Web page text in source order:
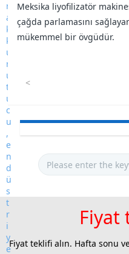
Meksika liyofilizatör
çağda parlamasını
mükemmel bir övgüdür.
<
Fiyat
Fiyat teklifi alın. Hafta sonu